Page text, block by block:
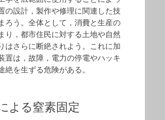
の設計，製作や修理に関連した技
ろう。全体として，消費と生産の
り，都市住民に対する土地や自然
はさらに断絶されよう。これに加
置は，故障，電力の停電やハッキ
絶を生ずる危険がある。
よる窒素固定